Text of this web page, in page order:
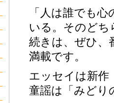
「人は誰でも
いる。そのどち
続きは、ぜひ、
満載です。
エッセイは新作
童謡は「みどり